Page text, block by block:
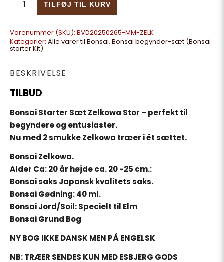
TILFØJ TIL KURV
Varenummer (SKU): BVD20250265-MM-ZELK
Kategorier: Alle varer til Bonsai, Bonsai begynder-sæt (Bonsai
starter Kit)
BESKRIVELSE
TILBUD
Bonsai Starter Sæt Zelkowa Stor – perfekt til
begyndere og entusiaster.
Nu med 2 smukke Zelkowa træer i ét sættet.
Bonsai Zelkowa.
Alder Ca: 20 år højde ca. 20 -25 cm.:
Bonsai saks Japansk kvalitets saks.
Bonsai Gødning: 40 ml.
Bonsai Jord/Soil: Specielt til Elm
Bonsai Grund Bog
NY BOG IKKE DANSK MEN PÅ ENGELSK
NB: TRÆER SENDES KUN MED ESBJERG GODS